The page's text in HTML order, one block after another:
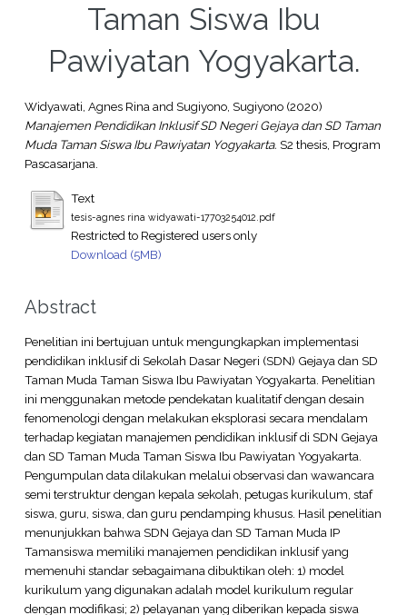
Taman Siswa Ibu
Pawiyatan Yogyakarta.
Widyawati, Agnes RinaandSugiyono, Sugiyono(2020)
Manajemen Pendidikan Inklusif SD Negeri Gejaya dan SD Taman
Muda Taman Siswa Ibu Pawiyatan Yogyakarta. S2 thesis, Program
Pascasarjana.
Text
tesis-agnes rina widyawati-17703254012.pdf
Restricted to Registered users only
Download (5MB)
Abstract
Penelitian ini bertujuan untuk mengungkapkan implementasi
pendidikan inklusif di Sekolah Dasar Negeri (SDN) Gejaya dan SD
Taman Muda Taman Siswa Ibu Pawiyatan Yogyakarta. Penelitian
ini menggunakan metode pendekatan kualitatif dengan desain
fenomenologi dengan melakukan eksplorasi secara mendalam
terhadap kegiatan manajemen pendidikan inklusif di SDN Gejaya
dan SD Taman Muda Taman Siswa Ibu Pawiyatan Yogyakarta.
Pengumpulan data dilakukan melalui observasi dan wawancara
semi terstruktur dengan kepala sekolah, petugas kurikulum, staf
siswa, guru, siswa, dan guru pendamping khusus. Hasil penelitian
menunjukkan bahwa SDN Gejaya dan SD Taman Muda IP
Tamansiswa memiliki manajemen pendidikan inklusif yang
memenuhi standar sebagaimana dibuktikan oleh: 1) model
kurikulum yang digunakan adalah model kurikulum regular
dengan modifikasi; 2) pelayanan yang diberikan kepada siswa